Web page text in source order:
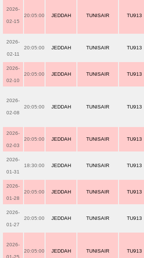
2026-
02-15
20:05:00 JEDDAH TUNISAIR TU913
2026-
02-11
20:05:00 JEDDAH TUNISAIR TU913
2026-
02-10
20:05:00 JEDDAH TUNISAIR TU913
2026-
02-08
20:05:00 JEDDAH TUNISAIR TU913
2026-
02-03
20:05:00 JEDDAH TUNISAIR TU913
2026-
01-31
18:30:00 JEDDAH TUNISAIR TU913
2026-
01-28
20:05:00 JEDDAH TUNISAIR TU913
2026-
01-27
20:05:00 JEDDAH TUNISAIR TU913
2026-
01-25
20:05:00 JEDDAH TUNISAIR TU913